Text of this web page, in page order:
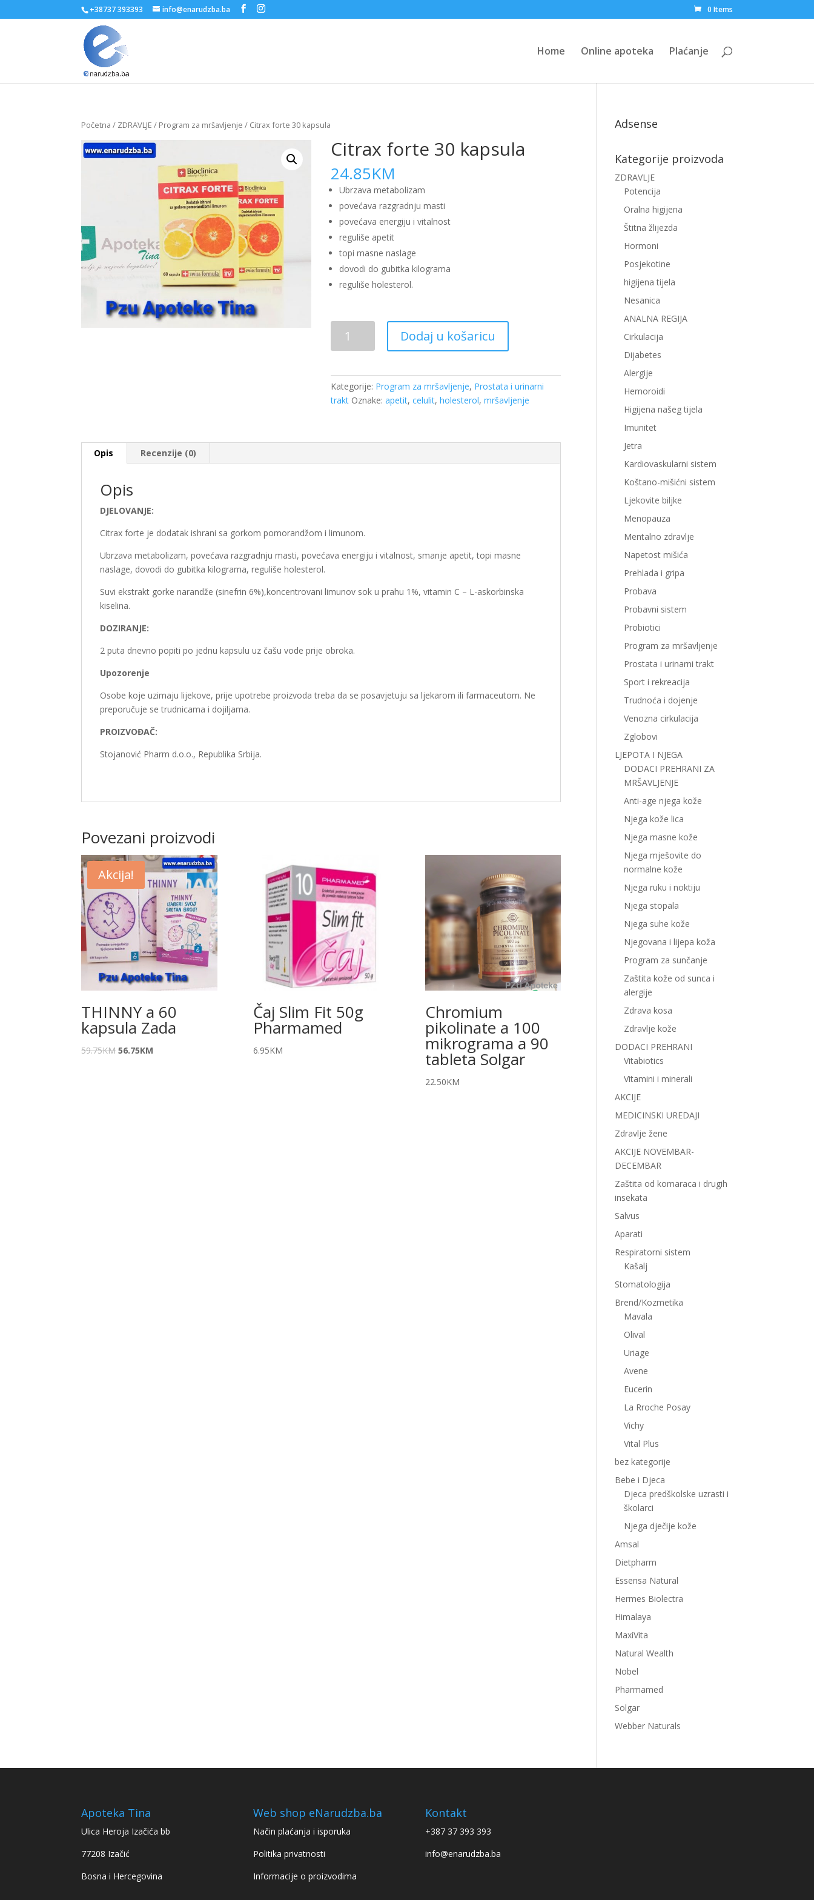
+38737 393393 info@enarudzba.ba 0 Items
Home Online apoteka Plaćanje
Početna / ZDRAVLJE / Program za mršavljenje / Citrax forte 30 kapsula
Citrax forte 30 kapsula
24.85KM
Ubrzava metabolizam
povećava razgradnju masti
povećava energiju i vitalnost
reguliše apetit
topi masne naslage
dovodi do gubitka kilograma
reguliše holesterol.
forte
količina
Dodaj u košaricu
Kategorije: Program za mršavljenje, Prostata i urinarni
trakt Oznake:apetit,celulit,holesterol,mršavljenje
Opis Recenzije (0)
Opis
DJELOVANJE:
Citrax forte je dodatak ishrani sa gorkom pomorandžom i limunom.
Ubrzava metabolizam, povećava razgradnju masti, povećava energiju i vitalnost, smanje apetit, topi masne
naslage, dovodi do gubitka kilograma, reguliše holesterol.
Suvi ekstrakt gorke narandže (sinefrin 6%),koncentrovani limunov sok u prahu 1%, vitamin C – L-askorbinska
kiselina.
DOZIRANJE:
2 puta dnevno popiti po jednu kapsulu uz čašu vode prije obroka.
Upozorenje
Osobe koje uzimaju lijekove, prije upotrebe proizvoda treba da se posavjetuju sa ljekarom ili farmaceutom. Ne
preporučuje se trudnicama i dojiljama.
PROIZVOĐAČ:
Stojanović Pharm d.o.o., Republika Srbija.
Povezani proizvodi
Akcija!
THINNY a 60
kapsula Zada
59.75KM 56.75KM
Čaj Slim Fit 50g
Pharmamed
6.95KM
Chromium
pikolinate a 100
mikrograma a 90
tableta Solgar
22.50KM
Adsense
Kategorije proizvoda
ZDRAVLJE
Potencija
Oralna higijena
Štitna žlijezda
Hormoni
Posjekotine
higijena tijela
Nesanica
ANALNA REGIJA
Cirkulacija
Dijabetes
Alergije
Hemoroidi
Higijena našeg tijela
Imunitet
Jetra
Kardiovaskularni sistem
Koštano-mišićni sistem
Ljekovite biljke
Menopauza
Mentalno zdravlje
Napetost mišića
Prehlada i gripa
Probava
Probavni sistem
Probiotici
Program za mršavljenje
Prostata i urinarni trakt
Sport i rekreacija
Trudnoća i dojenje
Venozna cirkulacija
Zglobovi
LJEPOTA I NJEGA
DODACI PREHRANI ZA
MRŠAVLJENJE
Anti-age njega kože
Njega kože lica
Njega masne kože
Njega mješovite do
normalne kože
Njega ruku i noktiju
Njega stopala
Njega suhe kože
Njegovana i lijepa koža
Program za sunčanje
Zaštita kože od sunca i
alergije
Zdrava kosa
Zdravlje kože
DODACI PREHRANI
Vitabiotics
Vitamini i minerali
AKCIJE
MEDICINSKI UREDAJI
Zdravlje žene
AKCIJE NOVEMBAR-
DECEMBAR
Zaštita od komaraca i drugih
insekata
Salvus
Aparati
Respiratorni sistem
Kašalj
Stomatologija
Brend/Kozmetika
Mavala
Olival
Uriage
Avene
Eucerin
La Rroche Posay
Vichy
Vital Plus
bez kategorije
Bebe i Djeca
Djeca predškolske uzrasti i
školarci
Njega dječije kože
Amsal
Dietpharm
Essensa Natural
Hermes Biolectra
Himalaya
MaxiVita
Natural Wealth
Nobel
Pharmamed
Solgar
Webber Naturals
Apoteka Tina
Ulica Heroja Izačića bb
77208 Izačić
Bosna i Hercegovina
Web shop eNarudzba.ba
Način plaćanja i isporuka
Politika privatnosti
Informacije o proizvodima
Kontakt
+387 37 393 393
info@enarudzba.ba